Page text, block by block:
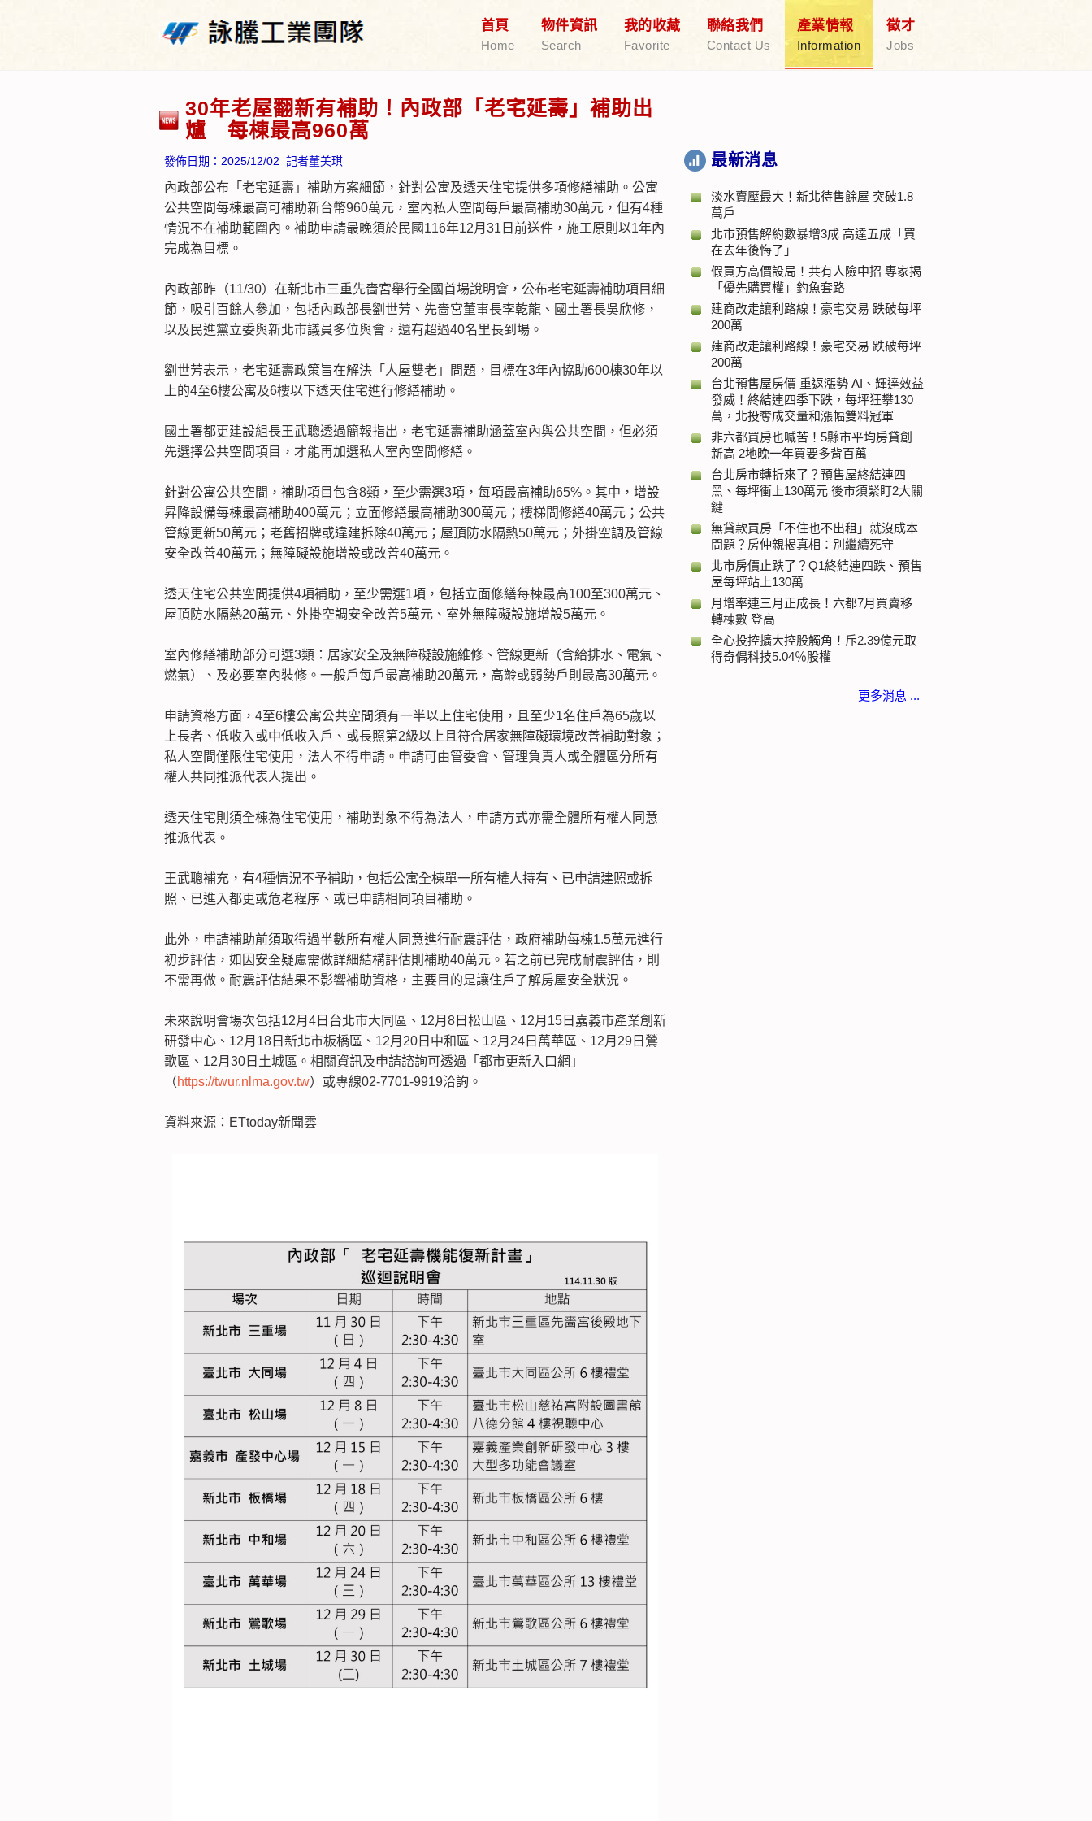
首頁
Home
物件資訊
Search
我的收藏
Favorite
聯絡我們
Contact Us
產業情報
Information
徵才
Jobs
30年老屋翻新有補助！內政部「老宅延壽」補助出
爐 每棟最高960萬
發佈日期： 2025/12/02 記者董美琪
內政部公布「老宅延壽」補助方案細節，針對公寓及透天住宅提供多項修繕補助。公寓
公共空間每棟最高可補助新台幣960萬元，室內私人空間每戶最高補助30萬元，但有4種
情況不在補助範圍內。補助申請最晚須於民國116年12月31日前送件，施工原則以1年內
完成為目標。
內政部昨（11/30）在新北市三重先嗇宮舉行全國首場說明會，公布老宅延壽補助項目細
節，吸引百餘人參加，包括內政部長劉世芳、先嗇宮董事長李乾龍、國土署長吳欣修，
以及民進黨立委與新北市議員多位與會，還有超過40名里長到場。
劉世芳表示，老宅延壽政策旨在解決「人屋雙老」問題，目標在3年內協助600棟30年以
上的4至6樓公寓及6樓以下透天住宅進行修繕補助。
國土署都更建設組長王武聰透過簡報指出，老宅延壽補助涵蓋室內與公共空間，但必須
先選擇公共空間項目，才能再加選私人室內空間修繕。
針對公寓公共空間，補助項目包含8類，至少需選3項，每項最高補助65%。其中，增設
昇降設備每棟最高補助400萬元；立面修繕最高補助300萬元；樓梯間修繕40萬元；公共
管線更新50萬元；老舊招牌或違建拆除40萬元；屋頂防水隔熱50萬元；外掛空調及管線
安全改善40萬元；無障礙設施增設或改善40萬元。
透天住宅公共空間提供4項補助，至少需選1項，包括立面修繕每棟最高100至300萬元、
屋頂防水隔熱20萬元、外掛空調安全改善5萬元、室外無障礙設施增設5萬元。
室內修繕補助部分可選3類：居家安全及無障礙設施維修、管線更新（含給排水、電氣、
燃氣）、及必要室內裝修。一般戶每戶最高補助20萬元，高齡或弱勢戶則最高30萬元。
申請資格方面，4至6樓公寓公共空間須有一半以上住宅使用，且至少1名住戶為65歲以
上長者、低收入或中低收入戶、或長照第2級以上且符合居家無障礙環境改善補助對象；
私人空間僅限住宅使用，法人不得申請。申請可由管委會、管理負責人或全體區分所有
權人共同推派代表人提出。
透天住宅則須全棟為住宅使用，補助對象不得為法人，申請方式亦需全體所有權人同意
推派代表。
王武聰補充，有4種情況不予補助，包括公寓全棟單一所有權人持有、已申請建照或拆
照、已進入都更或危老程序、或已申請相同項目補助。
此外，申請補助前須取得過半數所有權人同意進行耐震評估，政府補助每棟1.5萬元進行
初步評估，如因安全疑慮需做詳細結構評估則補助40萬元。若之前已完成耐震評估，則
不需再做。耐震評估結果不影響補助資格，主要目的是讓住戶了解房屋安全狀況。
未來說明會場次包括12月4日台北市大同區、12月8日松山區、12月15日嘉義市產業創新
研發中心、12月18日新北市板橋區、12月20日中和區、12月24日萬華區、12月29日鶯
歌區、12月30日土城區。相關資訊及申請諮詢可透過「都市更新入口網」
（https://twur.nlma.gov.tw）或專線02-7701-9919洽詢。
資料來源：ETtoday新聞雲
最新消息
淡水賣壓最大！新北待售餘屋 突破1.8
萬戶
北市預售解約數暴增3成 高達五成「買
在去年後悔了」
假買方高價設局！共有人險中招 專家揭
「優先購買權」釣魚套路
建商改走讓利路線！豪宅交易 跌破每坪
200萬
建商改走讓利路線！豪宅交易 跌破每坪
200萬
台北預售屋房價 重返漲勢 AI、輝達效益
發威！終結連四季下跌，每坪狂攀130
萬，北投奪成交量和漲幅雙料冠軍
非六都買房也喊苦！5縣市平均房貸創
新高 2地晚一年買要多背百萬
台北房市轉折來了？預售屋終結連四
黑、每坪衝上130萬元 後市須緊盯2大關
鍵
無貸款買房「不住也不出租」就沒成本
問題？房仲親揭真相：別繼續死守
北市房價止跌了？Q1終結連四跌、預售
屋每坪站上130萬
月增率連三月正成長！六都7月買賣移
轉棟數 登高
全心投控擴大控股觸角！斥2.39億元取
得奇偶科技5.04％股權
更多消息 ...